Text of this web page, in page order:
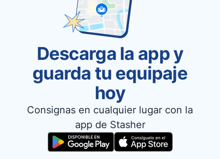
Descarga la app y
guarda tu equipaje
hoy
Consignas en cualquier lugar con la
app de Stasher